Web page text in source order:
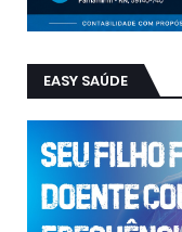
EASY SAÚDE